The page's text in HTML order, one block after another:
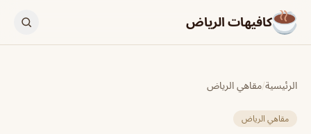
كافيهات الرياض
الرئيسية/مقاهي الرياض
مقاهي الرياض